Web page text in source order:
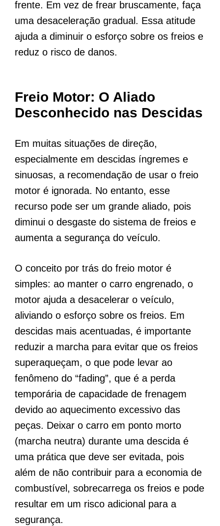
frente. Em vez de frear bruscamente, faça
uma desaceleração gradual. Essa atitude
ajuda a diminuir o esforço sobre os freios e
reduz o risco de danos.
Freio Motor: O Aliado
Desconhecido nas Descidas
Em muitas situações de direção,
especialmente em descidas íngremes e
sinuosas, a recomendação de usar o freio
motor é ignorada. No entanto, esse
recurso pode ser um grande aliado, pois
diminui o desgaste do sistema de freios e
aumenta a segurança do veículo.
O conceito por trás do freio motor é
simples: ao manter o carro engrenado, o
motor ajuda a desacelerar o veículo,
aliviando o esforço sobre os freios. Em
descidas mais acentuadas, é importante
reduzir a marcha para evitar que os freios
superaqueçam, o que pode levar ao
fenômeno do “fading”, que é a perda
temporária de capacidade de frenagem
devido ao aquecimento excessivo das
peças. Deixar o carro em ponto morto
(marcha neutra) durante uma descida é
uma prática que deve ser evitada, pois
além de não contribuir para a economia de
combustível, sobrecarrega os freios e pode
resultar em um risco adicional para a
segurança.